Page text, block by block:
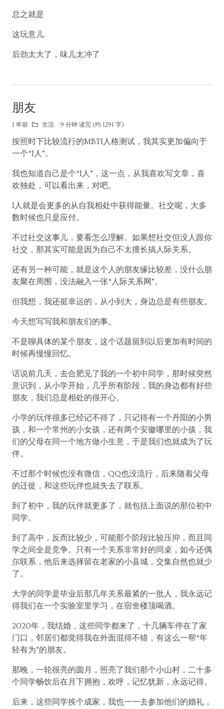
总之就是
这玩意儿
后劲太大了，味儿太冲了
朋友
1 年前 生活 9 分钟 读完 (约 1291 字)
按照时下比较流行的MBTI人格测试，我其实更加偏向于
一个“I人”。
我也知道自己是个“I人”，这一点，从我喜欢写文章，喜
欢独处，可以看出来，对吧。
I人就是会更多的从自我相处中获得能量。社交呢，大多
数时候也只是应付。
不过社交这事儿，要看怎么理解。如果想社交但没人跟你
社交，那其实可能是因为自己不太擅长搞人际关系。
还有另一种可能，就是这个人的朋友缘比较差，没什么朋
友聚在周围，没法融入一张“人际关系网”。
但我想，我还挺幸运的，从小到大，身边总是有些朋友。
今天想写写我和朋友们的事。
不是聊具体的某个朋友，这个话题留到以后更加有时间的
时候再慢慢回忆。
话说前几天，去合肥见了我的一个初中同学，那时候突然
意识到，从小学开始，几乎所有阶段，我的身边都有好些
朋友，我们总是相处的很开心。
小学的玩伴很多已经记不得了，只记得有一个丹阳的小男
孩，和一个常州的小女孩，还有两个安徽哪里的小孩，我
们的父母在同一个地方做小生意，于是我们也就成为了玩
伴。
不过那个时候也没有微信，QQ也没流行，后来随着父母
的迁徙，和这些玩伴也就失去了联系。
到了初中，我的玩伴就更多了，就包括上面说的那位初中
同学。
到了高中，反而比较少，可能那个阶段比较压抑，而且同
学之间全是竞争。只有一个关系非常好的同桌，如今还偶
尔联系，他后来选择留在老家的小县城，交集自然也就少
了。
大学的同学是毕业后那几年关系最紧的一批人，我永远记
得我们在一个实验室里学习，在宿舍楼顶喝酒。
2020年，我结婚，这些同学都来了，十几辆车停在了家
门口，邻居们都觉得我在外面混得不错，有这么一帮“年
轻有为”的朋友。
那晚，一轮很亮的圆月，照亮了我们那个小山村，二十多
个同学畅饮后在月下拥抱，欢呼，记忆犹新，永远记得。
后来，这些同学挨个成家，我也一一去参加他们的婚礼，